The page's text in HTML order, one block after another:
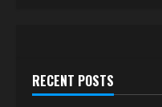
RECENT POSTS